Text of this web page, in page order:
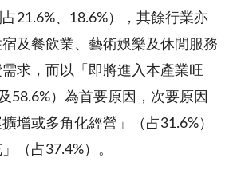
21.6%、 18.6%），其餘行業亦
及餐飲業、藝術娛樂及休閒服務
求，而以「即將進入本產業旺
58.6%）為首要原因，次要原因
增或多角化經營」（占31.6%）
（占37.4%）。